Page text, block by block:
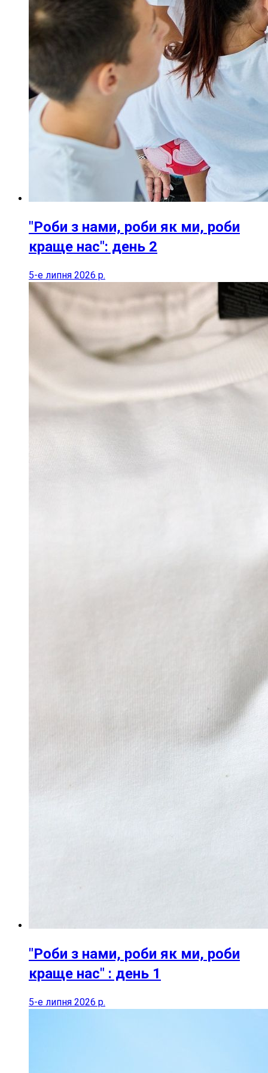
"Роби з нами, роби як ми, роби
краще нас": день 2
5-е липня 2026 р.
"Роби з нами, роби як ми, роби
краще нас" : день 1
5-е липня 2026 р.